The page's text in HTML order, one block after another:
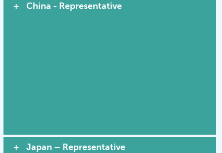
China - Representative
Japan – Representative